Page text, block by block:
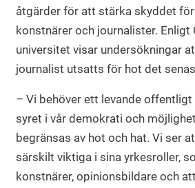
åtgärder för att stärka skyddet
konstnärer och journalister. Enligt
universitet visar undersökningar
journalist utsatts för hot det
– Vi behöver ett levande
syret i vår demokrati och
begränsas av hot och hat. Vi ser
särskilt viktiga i sina yrkesroller,
konstnärer, opinionsbildare och